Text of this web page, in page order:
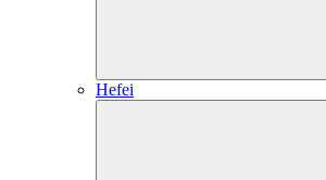
Hefei